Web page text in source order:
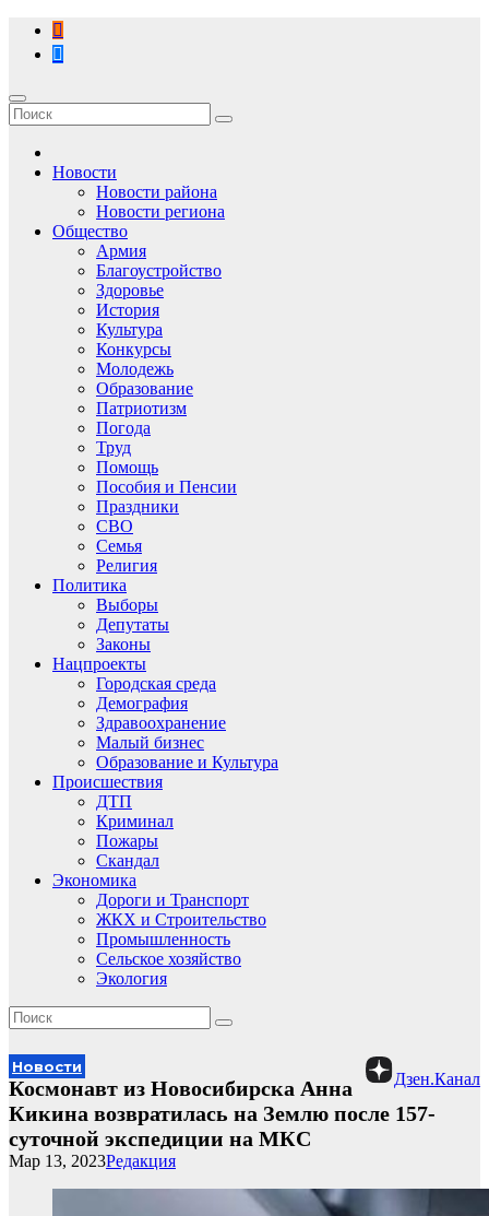
Перейти
содержимому
Новости
Новости района
Новости региона
Общество
Армия
Благоустройство
Здоровье
История
Культура
Конкурсы
Молодежь
Образование
Патриотизм
Погода
Труд
Помощь
Пособия и Пенсии
Праздники
СВО
Семья
Религия
Политика
Выборы
Депутаты
Законы
Нацпроекты
Городская среда
Демография
Здравоохранение
Малый бизнес
Образование и Культура
Происшествия
ДТП
Криминал
Пожары
Скандал
Экономика
Дороги и Транспорт
ЖКХ и Строительство
Промышленность
Сельское хозяйство
Экология
Новости
Дзен.Канал
Космонавт из Новосибирска Анна
Кикина возвратилась на Землю после 157-
суточной экспедиции на МКС
Редакция
Мар 13, 2023